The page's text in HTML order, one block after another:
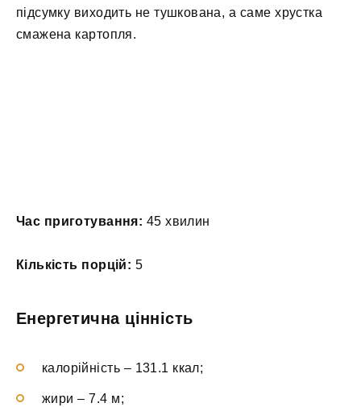
підсумку виходить не тушкована, а саме хрустка
смажена картопля.
Час приготування: 45 хвилин
Кількість порцій: 5
Енергетична цінність
калорійність – 131.1 ккал;
жири – 7.4 м;